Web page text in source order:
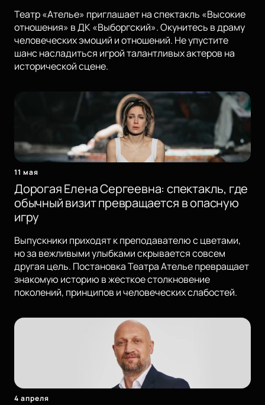
Театр «Ателье» приглашает на спектакль «Высокие
отношения» в ДК «Выборгский». Окунитесь в драму
человеческих эмоций и отношений. Не упустите
шанс насладиться игрой талантливых актеров на
исторической сцене.
11 мая
Дорогая Елена Сергеевна: спектакль, где
обычный визит превращается в опасную
игру
Выпускники приходят к преподавателю с цветами,
но за вежливыми улыбками скрывается совсем
другая цель. Постановка Театра Ателье превращает
знакомую историю в жесткое столкновение
поколений, принципов и человеческих слабостей.
4 апреля